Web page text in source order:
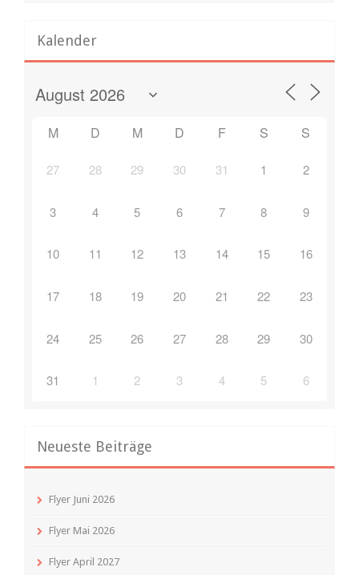
Kalender
M D M D F S S
27 28 29 30 31 1 2
3 4 5 6 7 8 9
10 11 12 13 14 15 16
17 18 19 20 21 22 23
24 25 26 27 28 29 30
31 1 2 3 4 5 6
Neueste Beiträge
Flyer Juni 2026
Flyer Mai 2026
Flyer April 2027